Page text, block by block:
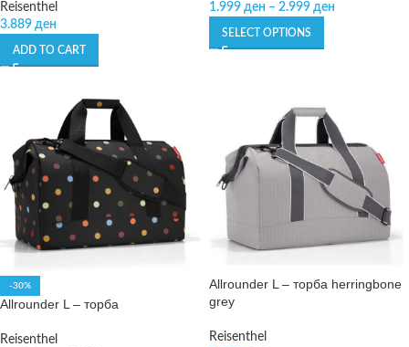
Reisenthel
3.889 ден
ADD TO CART
1.999 ден – 2.999 ден
SELECT OPTIONS
-30%
Allrounder L – торба
Reisenthel
Allrounder L – торба herringbone
grey
Reisenthel